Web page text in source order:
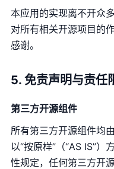
本应用的实现离不开众
对所有相关开源项目的
感谢。
5. 免责声明与责任
第三方开源组件
所有第三方开源组件均
以“按原样”（“AS IS”）
性规定，任何第三方开